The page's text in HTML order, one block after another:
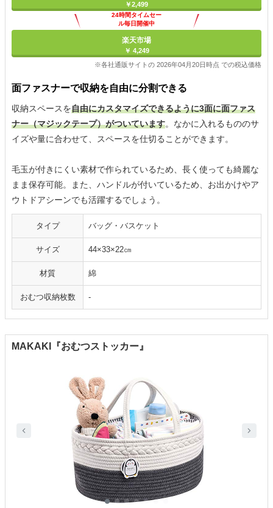
￥2,499
24時間タイムセー
ル毎日開催中
楽天市場
￥ 4,249
※各社通販サイトの 2026年04月20日時点 での税込価格
面ファスナーで収納を自由に分割できる
収納スペースを自由にカスタマイズできるように3面に面ファス
ナー（マジックテープ）がついています。なかに入れるもののサ
イズや量に合わせて、スペースを仕切ることができます。
毛玉が付きにくい素材で作られているため、長く使っても綺麗な
まま保存可能。また、ハンドルが付いているため、お出かけやア
ウトドアシーンでも活躍するでしょう。
タイプ バッグ・バスケット
サイズ 44×33×22㎝
材質 綿
おむつ収納枚数 -
MAKAKI『おむつストッカー』